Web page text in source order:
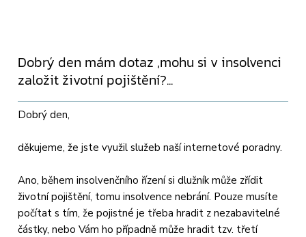
Dobrý den mám dotaz ,mohu si v insolvenci
založit životní pojištění?...
Dobrý den,
děkujeme, že jste využil služeb naší internetové poradny.
Ano, během insolvenčního řízení si dlužník může zřídit
životní pojištění, tomu insolvence nebrání. Pouze musíte
počítat s tím, že pojistné je třeba hradit z nezabavitelné
částky, nebo Vám ho případně může hradit tzv. třetí